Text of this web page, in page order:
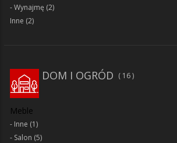
Wynajmę (2)
Inne (2)
DOM I OGRÓD 16
Meble
Inne (1)
Salon (5)